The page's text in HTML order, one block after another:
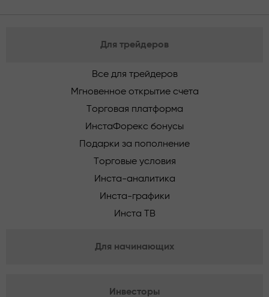
Для трейдеров
Все для трейдеров
Мгновенное открытие счета
Торговая платформа
ИнстаФорекс бонусы
Подарки за пополнение
Торговые условия
Инста-аналитика
Инста-графики
Инста ТВ
Для начинающих
Инвесторы